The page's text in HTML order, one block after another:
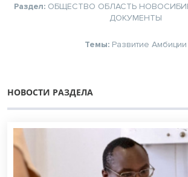
Раздел: ОБЩЕСТВО ОБЛАСТЬ
ДОКУМЕНТЫ
Темы: Развитие Амбиции
НОВОСТИ РАЗДЕЛА